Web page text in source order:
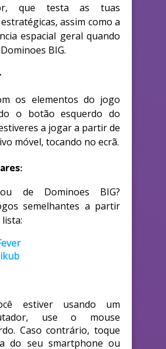
que testa as tuas
assim como a
espacial geral quando
BIG.
os elementos do jogo
o botão esquerdo do
a jogar a partir de
móvel, tocando no ecrã.
de Dominoes BIG?
semelhantes a partir
estiver usando um
use o mouse
Caso contrário, toque
do seu smartphone ou